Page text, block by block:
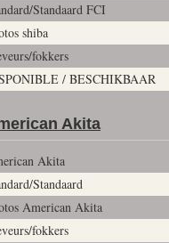
Standaard FCI
shiba
fokkers
/ BESCHIKBAAR
Akita
Akita
Standaard
American Akita
fokkers